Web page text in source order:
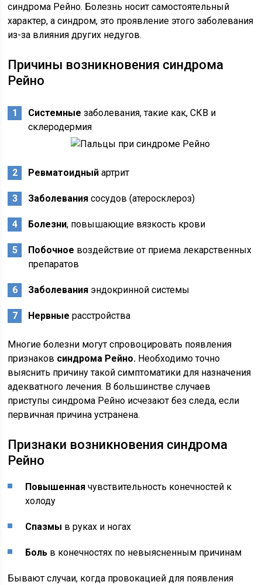
синдрома Рейно. Болезнь носит самостоятельный
характер, а синдром, это проявление этого заболевания
из-за влияния других недугов.
Причины возникновения синдрома
Рейно
Системные заболевания, такие как, СКВ и
склеродермия
Ревматоидный артрит
Заболевания сосудов (атеросклероз)
Болезни, повышающие вязкость крови
Побочное воздействие от приема лекарственных
препаратов
Заболевания эндокринной системы
Нервные расстройства
Многие болезни могут спровоцировать появления
признаков синдрома Рейно. Необходимо точно
выяснить причину такой симптоматики для назначения
адекватного лечения. В большинстве случаев
приступы синдрома Рейно исчезают без следа, если
первичная причина устранена.
Признаки возникновения синдрома
Рейно
Повышенная чувствительность конечностей к
холоду
Спазмы в руках и ногах
Боль в конечностях по невыясненным причинам
Бывают случаи, когда провокацией для появления